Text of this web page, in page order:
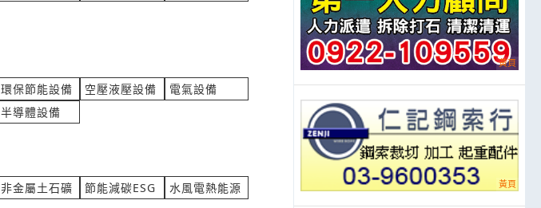
維修隱藏式伸縮大門機
產業:門窗窗簾裝修
來自:精OO密OO股OO限OO 詢價
訂購多功能電錶 PM210-STD 14個
產業:測量檢測儀器製造代理
環保節能設備 空壓液壓設備
電氣設備
半導體設備
非金屬土石礦 節能減碳ESG 水風電熱能源